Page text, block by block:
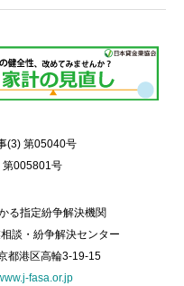
(3) 第05040号
第005801号
る指定紛争解決機関
談・紛争解決センター
都港区高輪3-19-15
fasa.or.jp